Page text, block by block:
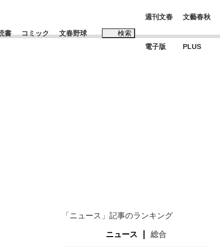
日本代表“敗戦”の真実 選手が明かす...
書 コミック 文春野球 検索
週刊文春
電子版
文藝春秋
PLUS
「ニュース」記事のランキング
ニュース 総合